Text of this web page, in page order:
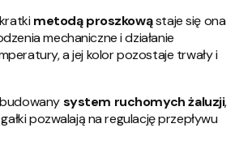
metodą proszkowąstaje się ona
mechaniczne i działanie
a jej kolor pozostaje trwały i
system ruchomych żaluzji,
pozwalają na regulację przepływu